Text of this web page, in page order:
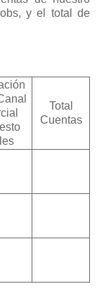
y el total de
Total
Cuentas